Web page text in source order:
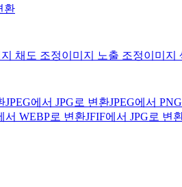
환
채도 조정이미지 노출 조정이미지
JPEG에서 JPG로 변환JPEG에서
서 WEBP로 변환JFIF에서 JPG로 변